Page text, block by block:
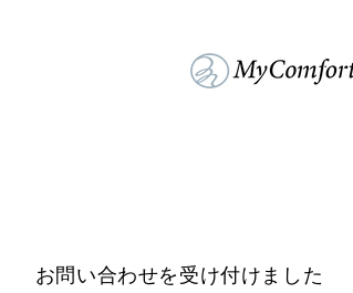
お問い合わせを受け付けました